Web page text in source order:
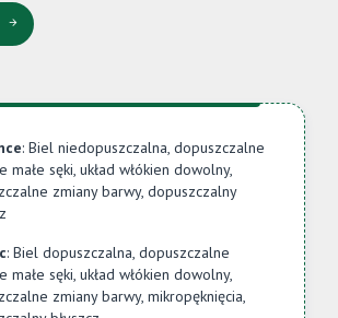
: Biel niedopuszczalna, dopuszczalne
małe sęki, układ włókien dowolny,
zmiany barwy, dopuszczalny
: Biel dopuszczalna, dopuszczalne
małe sęki, układ włókien dowolny,
zmiany barwy, mikropęknięcia,